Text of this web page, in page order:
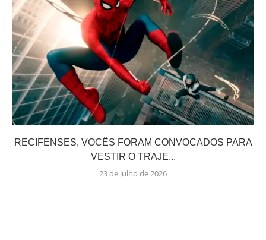
RECIFENSES, VOCÊS FORAM CONVOCADOS PARA
VESTIR O TRAJE...
23 de julho de 2026